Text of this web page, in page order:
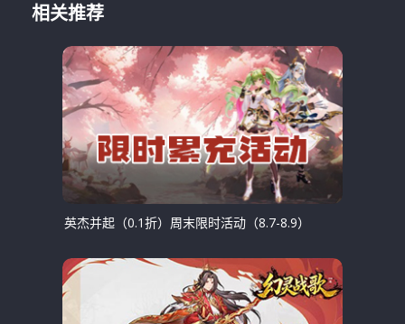
相关推荐
英杰并起（0.1折）周末限时活动（8.7-8.9）